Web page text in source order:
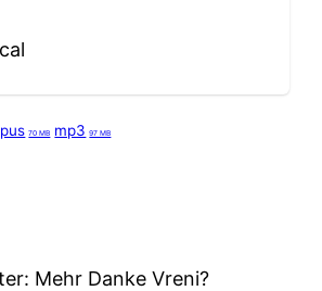
70 MB mp3 97 MB
Mehr Danke Vreni?